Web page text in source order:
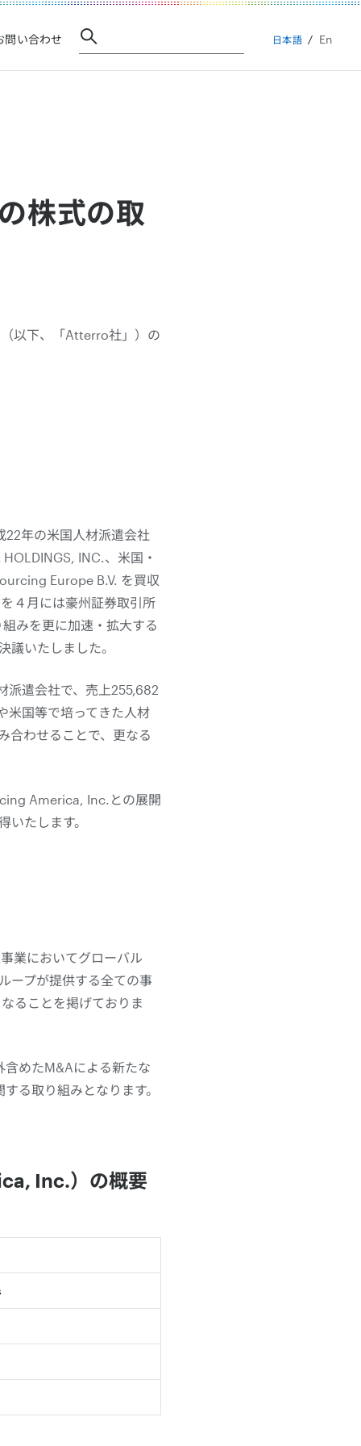
問い合わせ 日本語 En
株式の取
以下、「Atterro社」）の
22年の米国人材派遣会社
INC.、米国・
Europe B.V. を買収
４月には豪州証券取引所
みを更に加速・拡大する
いたしました。
派遣会社で、売上255,682
米国等で培ってきた人材
合わせることで、更なる
America, Inc.との展開
たします。
業においてグローバル
ープが提供する全ての事
ることを掲げておりま
含めたM&Aによる新たな
る取り組みとなります。
Inc.）の概要